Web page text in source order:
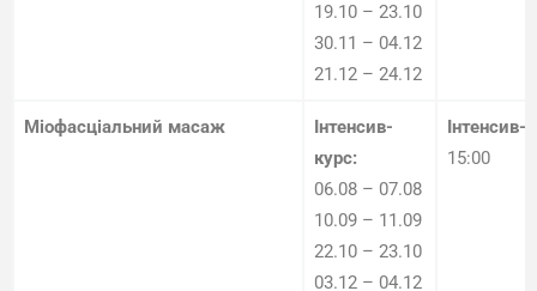
19.10 – 23.10
30.11 – 04.12
21.12 – 24.12
Міофасціальний масаж
Інтенсив-
курс:
06.08 – 07.08
10.09 – 11.09
22.10 – 23.10
03.12 – 04.12
Інтенсив-
15:00